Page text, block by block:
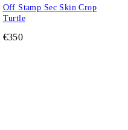
Off Stamp Sec Skin Crop
Turtle
€350